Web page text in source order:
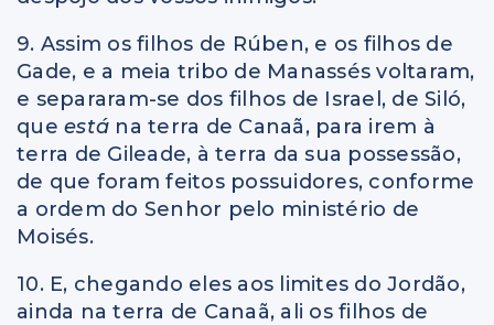
9. Assim os filhos de Rúben, e os filhos de
Gade, e a meia tribo de Manassés voltaram,
e separaram-se dos filhos de Israel, de Siló,
que está na terra de Canaã, para irem à
terra de Gileade, à terra da sua possessão,
de que foram feitos possuidores, conforme
a ordem do Senhor pelo ministério de
Moisés.
10. E, chegando eles aos limites do Jordão,
ainda na terra de Canaã, ali os filhos de